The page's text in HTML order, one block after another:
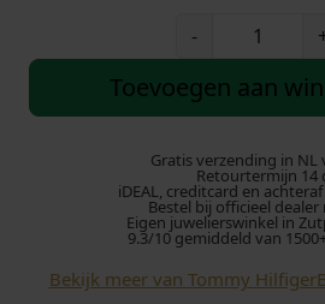
-
m
H
i
l
f
g
Toevoegen aan
Gratis verzending in NL
Retourtermijn 14
iDEAL, creditcard en
Bestel bij officieel
Eigen juwelierswinkel in
9.3/10 gemiddeld van
Bekijk meer van Tommy Hilfiger